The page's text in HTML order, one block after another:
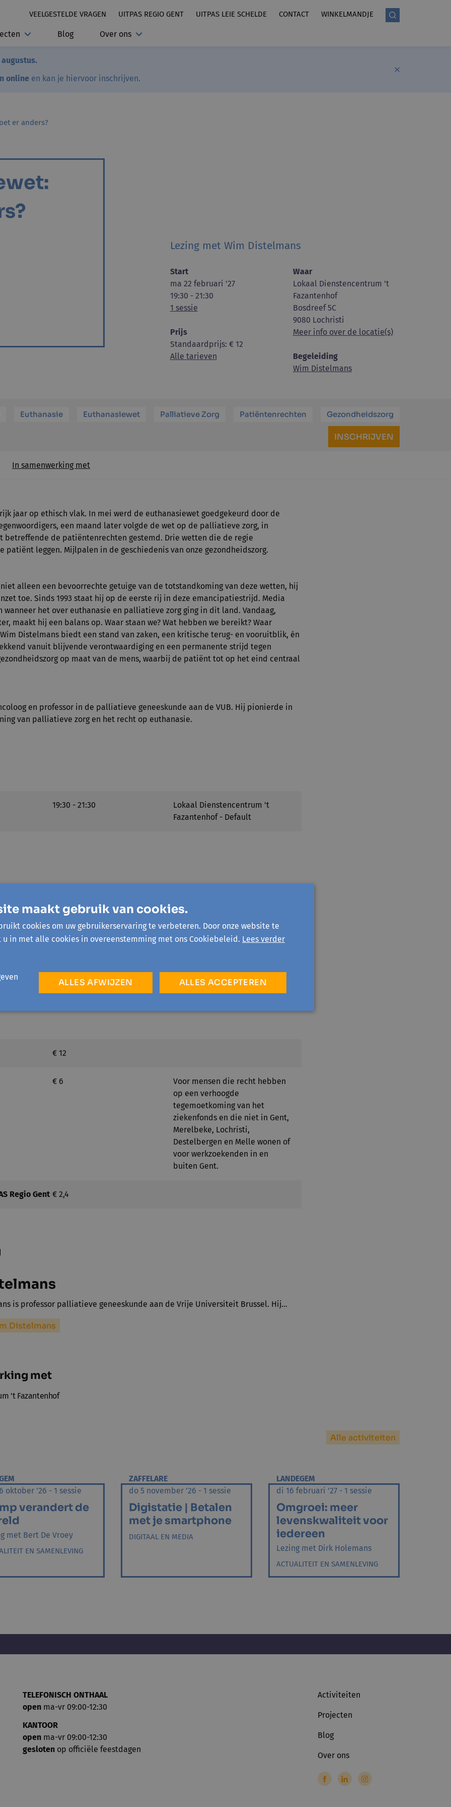
VEELGESTELDE VRAGEN UITPAS REGIO GENT UITPAS LEIE SCHELDE CONTACT WINKELMANDJE
Blog Over ons
online en kan je hiervoor inschrijven.
er anders?
Lezing met Wim Distelmans
Start
ma 22 februari '27
19:30 - 21:30
1 sessie
Prijs
Standaardprijs: € 12
Alle tarieven
Waar
Lokaal Dienstencentrum 't
Fazantenhof
Bosdreef 5C
9080 Lochristi
Meer info over de locatie(s)
Begeleiding
Wim Distelmans
Euthanasie Euthanasiewet Palliatieve Zorg Patiëntenrechten Gezondheidszorg
INSCHRIJVEN
In samenwerking met
jaar op ethisch vlak. In mei werd de euthanasiewet goedgekeurd door de
een maand later volgde de wet op de palliatieve zorg, in
betreffende de patiëntenrechten gestemd. Drie wetten die de regie
patiënt leggen. Mijlpalen in de geschiedenis van onze gezondheidszorg.
alleen een bevoorrechte getuige van de totstandkoming van deze wetten, hij
toe. Sinds 1993 staat hij op de eerste rij in deze emancipatiestrijd. Media
wanneer het over euthanasie en palliatieve zorg ging in dit land. Vandaag,
maakt hij een balans op. Waar staan we? Wat hebben we bereikt? Waar
Distelmans biedt een stand van zaken, een kritische terug- en vooruitblik, én
vanuit blijvende verontwaardiging en een permanente strijd tegen
op maat van de mens, waarbij de patiënt tot op het eind centraal
en professor in de palliatieve geneeskunde aan de VUB. Hij pionierde in
van palliatieve zorg en het recht op euthanasie.
19:30 - 21:30
Lokaal Dienstencentrum 't
Fazantenhof - Default
't
€ 12
€ 6
Voor mensen die recht hebben
op een verhoogde
tegemoetkoming van het
ziekenfonds en die niet in Gent,
Merelbeke, Lochristi,
Destelbergen en Melle wonen of
voor werkzoekenden in en
buiten Gent.
Regio Gent € 2,4
is professor palliatieve geneeskunde aan de Vrije Universiteit Brussel. Hij…
Distelmans
met
't Fazantenhof
Alle activiteiten
oktober '26 - 1 sessie
verandert de
met Bert De Vroey
EN SAMENLEVING
ZAFFELARE
do 5 november '26 - 1 sessie
Digistatie | Betalen
met je smartphone
DIGITAAL EN MEDIA
LANDEGEM
di 16 februari '27 - 1 sessie
Omgroei: meer
levenskwaliteit voor
iedereen
Lezing met Dirk Holemans
ACTUALITEIT EN SAMENLEVING
TELEFONISCH ONTHAAL
openma-vr 09:00-12:30
KANTOOR
openma-vr 09:00-12:30
geslotenop officiële feestdagen
Activiteiten
Projecten
Blog
Over ons
maakt gebruik van cookies.
cookies om uw gebruikerservaring te verbeteren. Door onze website te
in met alle cookies in overeenstemming met ons Cookiebeleid. Lees verder
ALLES ACCEPTEREN
ALLES AFWIJZEN